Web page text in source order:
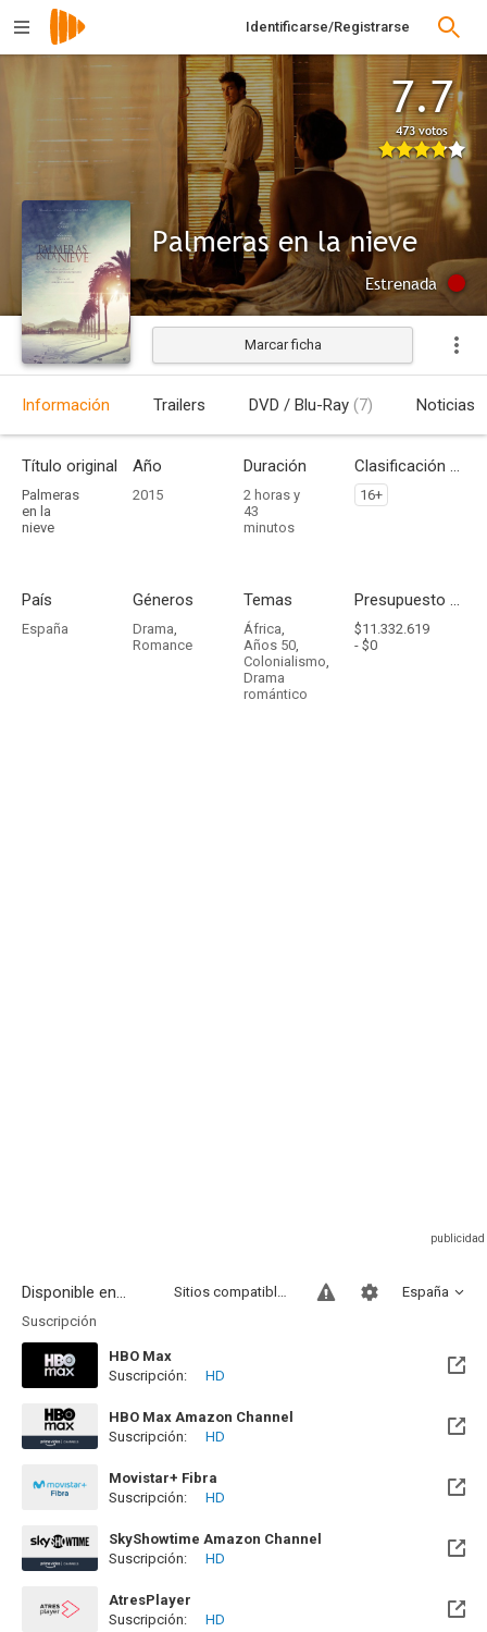
Identificarse/Registrarse
7.7
473 votos
Palmeras en la nieve
Estrenada
Marcar ficha
Información Trailers DVD / Blu-Ray (7) Noticias
Título original
Palmeras
en la
nieve
Año
2015
Duración
2 horas y
43
minutos
Clasificación por edades
16+
País
España
Géneros
Drama,
Romance
Temas
África,
Años 50,
Colonialismo,
Drama
romántico
Presupuesto - Ingresos
$11.332.619
- $0
Disponible en... España
Sitios compatibles
Suscripción
HBO Max
Disponible hasta el Mié, 30 Sep 2026 (Queda 1 mes)
Suscripción: HD
HBO Max Amazon Channel
Suscripción:
HD
Movistar+ Fibra
Disponible hasta el Mié, 30 Sep 2026 (Queda 1 mes)
Suscripción: HD
SkyShowtime Amazon Channel
Suscripción:
HD
AtresPlayer
Suscripción:
HD